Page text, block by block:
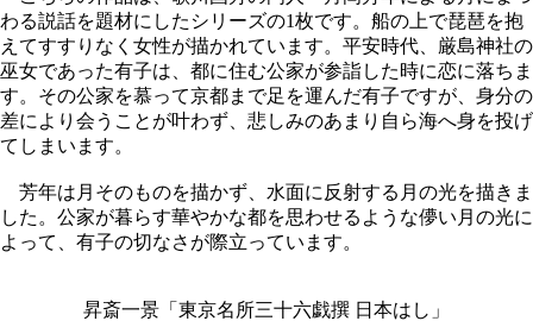
わる説話を題材にしたシリーズの1枚です。船の上で琵琶を抱
えてすすりなく女性が描かれています。平安時代、厳島神社の
巫女であった有子は、都に住む公家が参詣した時に恋に落ちま
す。その公家を慕って京都まで足を運んだ有子ですが、身分の
差により会うことが叶わず、悲しみのあまり自ら海へ身を投げ
てしまいます。
芳年は月そのものを描かず、水面に反射する月の光を描きま
した。公家が暮らす華やかな都を思わせるような儚い月の光に
よって、有子の切なさが際立っています。
昇斎一景「東京名所三十六戯撰 日本はし」